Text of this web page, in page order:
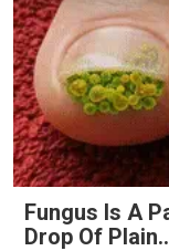
Fungus Is A
Drop Of